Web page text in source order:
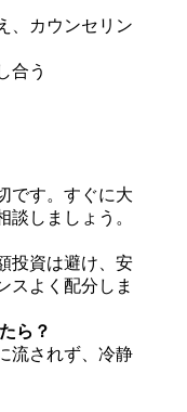
、カウンセリン
合う
です。すぐに大
談しましょう。
投資は避け、安
スよく配分しま
ら？
流されず、冷静